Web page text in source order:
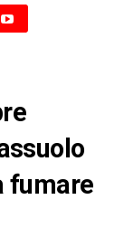
fumare